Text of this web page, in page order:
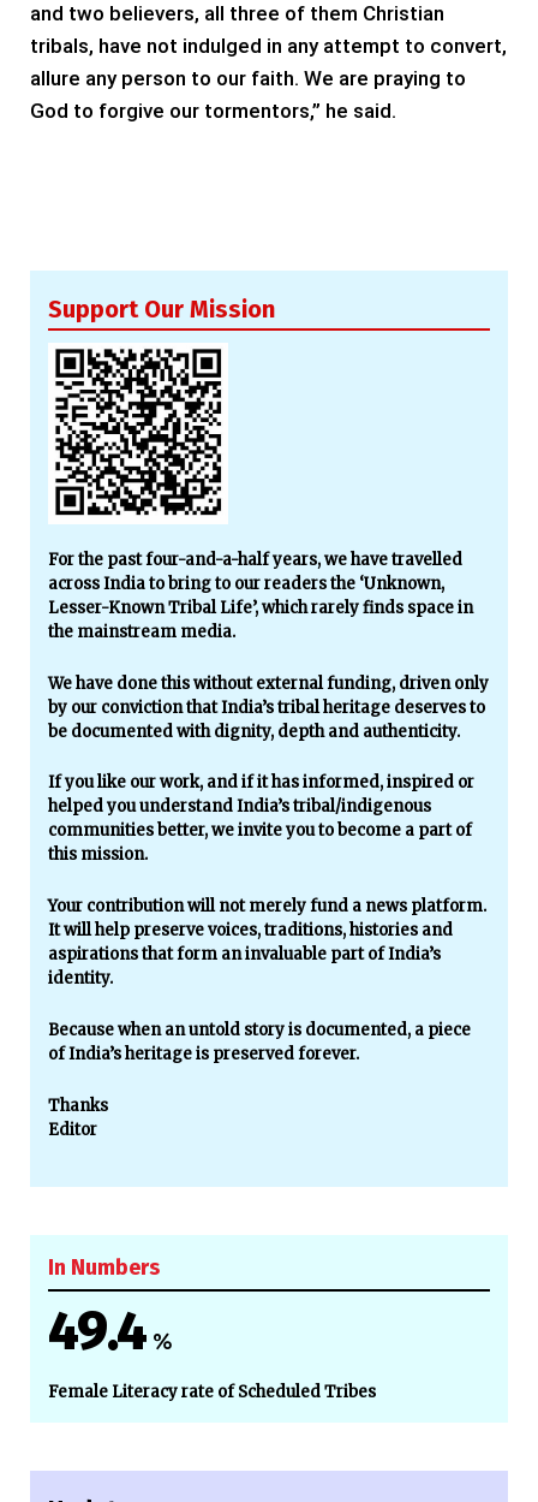
and two believers, all three of them Christian
tribals, have not indulged in any attempt to convert,
allure any person to our faith. We are praying to
God to forgive our tormentors,” he said.
Support Our Mission
For the past four-and-a-half years, we have travelled
across India to bring to our readers the ‘Unknown,
Lesser-Known Tribal Life’, which rarely finds space in
the mainstream media.
We have done this without external funding, driven only
by our conviction that India’s tribal heritage deserves to
be documented with dignity, depth and authenticity.
If you like our work, and if it has informed, inspired or
helped you understand India’s tribal/indigenous
communities better, we invite you to become a part of
this mission.
Your contribution will not merely fund a news platform.
It will help preserve voices, traditions, histories and
aspirations that form an invaluable part of India’s
identity.
Because when an untold story is documented, a piece
of India’s heritage is preserved forever.
Thanks
Editor
In Numbers
49.4 %
Female Literacy rate of Scheduled Tribes